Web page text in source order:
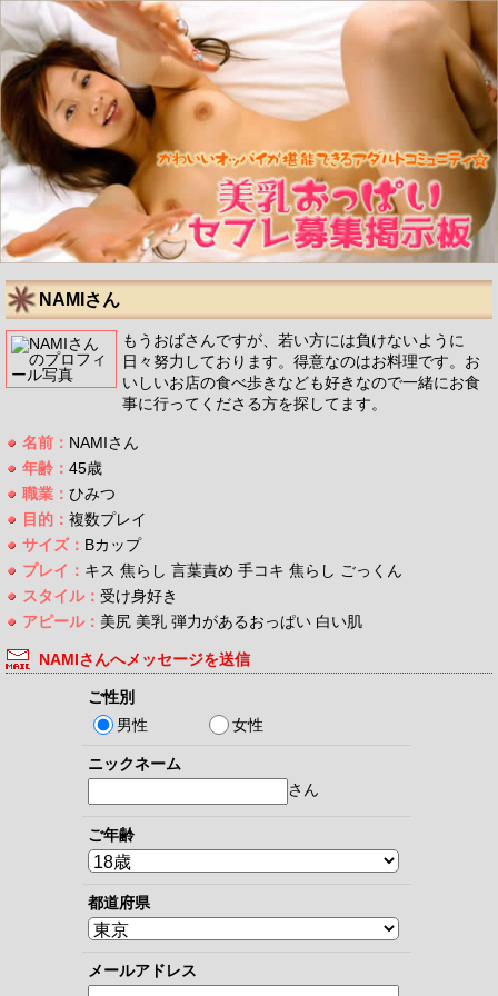
NAMIさん
もうおばさんですが、若い方には負けないように
日々努力しております。得意なのはお料理です。お
いしいお店の食べ歩きなども好きなので一緒にお食
事に行ってくださる方を探してます。
名前： NAMIさん
年齢： 45歳
職業： ひみつ
目的： 複数プレイ
サイズ： Bカップ
プレイ： キス 焦らし 言葉責め 手コキ 焦らし ごっくん
スタイル： 受け身好き
アピール： 美尻 美乳 弾力があるおっぱい 白い肌
NAMIさんへメッセージを送信